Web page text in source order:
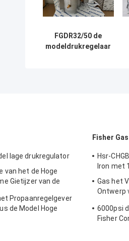
FGDR32/50 de
modeldrukregelaar
lage drukregulator
van het de Hoge
Gietijzer van de
Propaanregelgever
de Model Hoge
Fisher
Hsr-
Iron met
Gas het
Ontwerp
6000psi
Fisher